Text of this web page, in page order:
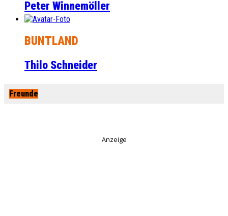
Peter Winnemöller
BUNTLAND
Thilo Schneider
Freunde
Anzeige